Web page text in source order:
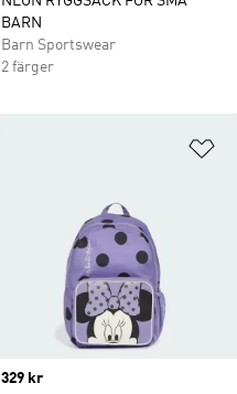
BARN
Barn Sportswear
2 färger
Price
329 kr